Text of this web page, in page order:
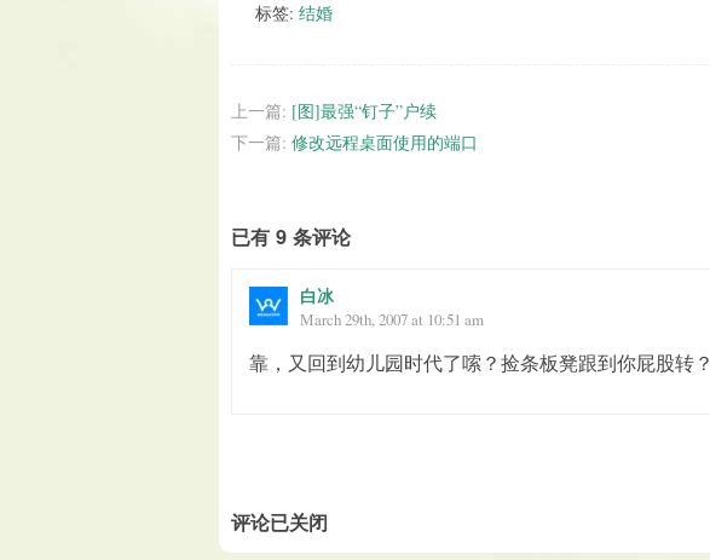
标签: 结婚
上一篇: [图]最强“钉子”户续
下一篇: 修改远程桌面使用的端口
已有 9 条评论
白冰
March 29th, 2007 at 10:51 am
靠，又回到幼儿园时代了嗦？捡条板凳跟到你屁股转？
评论已关闭